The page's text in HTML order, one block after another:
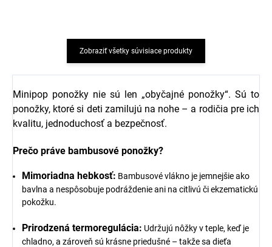
Zobraziť všetky súvisiace produkty
Minipop ponožky nie sú len „obyčajné ponožky“. Sú to
ponožky, ktoré si deti zamilujú na nohe – a rodičia pre ich
kvalitu, jednoduchosť a bezpečnosť.
Prečo práve bambusové ponožky?
Mimoriadna hebkosť: Bambusové vlákno je jemnejšie ako
bavlna a nespôsobuje podráždenie ani na citlivú či ekzematickú
pokožku.
Prirodzená termoregulácia: Udržujú nôžky v teple, keď je
chladno, a zároveň sú krásne priedušné – takže sa dieťa